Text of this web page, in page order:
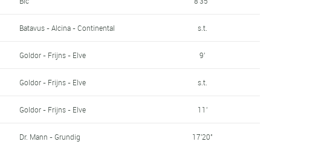
Batavus - Alcina - Continental s.t.
Goldor - Frijns - Elve 9'
Goldor - Frijns - Elve s.t.
Goldor - Frijns - Elve 11'
Dr. Mann - Grundig 17'20"